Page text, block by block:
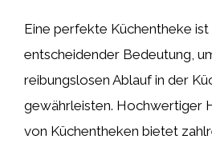
Eine perfekte Küchentheke
entscheidender Bedeutung,
reibungslosen Ablauf in der
gewährleisten. Hochwertiger
von Küchentheken bietet